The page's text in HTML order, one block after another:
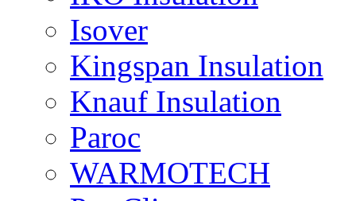
Isover
Kingspan Insulation
Knauf Insulation
Paroc
WARMOTECH